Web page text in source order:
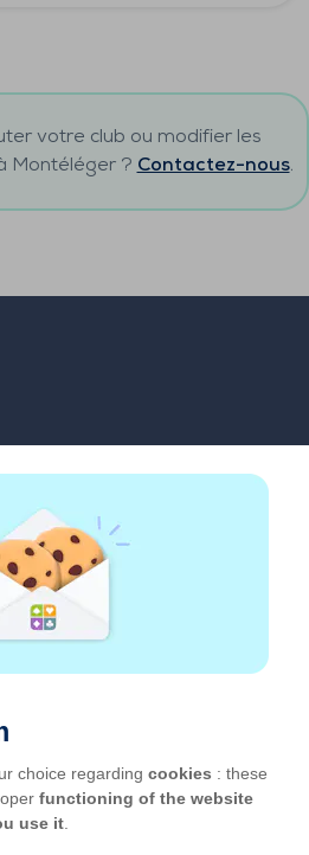
votre club ou modifier les
Montéléger? Contactez-nous.